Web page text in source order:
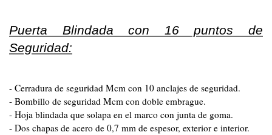
Puerta Blindada con 16 puntos de
Seguridad:
- Cerradura de seguridad Mcm con 10 anclajes de seguridad.
- Bombillo de seguridad Mcm con doble embrague.
- Hoja blindada que solapa en el marco con junta de goma.
- Dos chapas de acero de 0,7 mm de espesor, exterior e interior.